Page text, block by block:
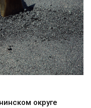
округе